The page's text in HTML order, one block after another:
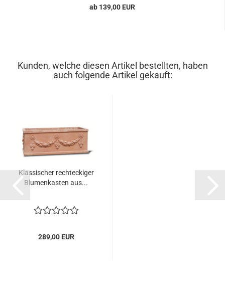
ab 139,00 EUR
Kunden, welche diesen Artikel bestellten, haben
auch folgende Artikel gekauft:
Klassischer rechteckiger
Blumenkasten aus...
289,00 EUR